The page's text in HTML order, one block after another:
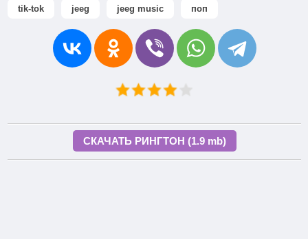
tik-tok jeeg jeeg music поп
СКАЧАТЬ РИНГТОН (1.9 mb)